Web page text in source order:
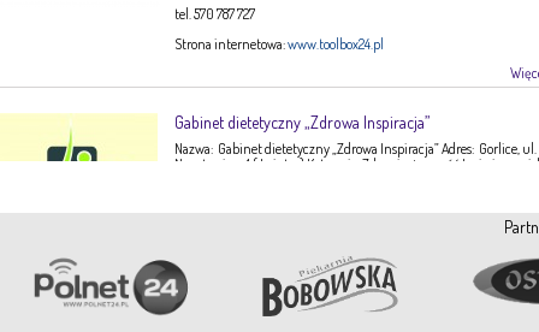
tel. 570 787 727
Strona internetowa:www.toolbox24.pl
Gabinet dietetyczny „Zdrowa Inspiracja”
Nazwa: Gabinet dietetyczny „Zdrowa Inspiracja” Adres: Gorlice, ul.
Narutowicza 1 ( I piętro) Kategoria: Zdrowie, żywność Imię i
konsultacje dietetyczne – indywidualne plany żywieniowe dla
dorosłych, dzieci, młodzieży – poradnictwo żywieniowe w
Pracownia Krawiecka A-TEX